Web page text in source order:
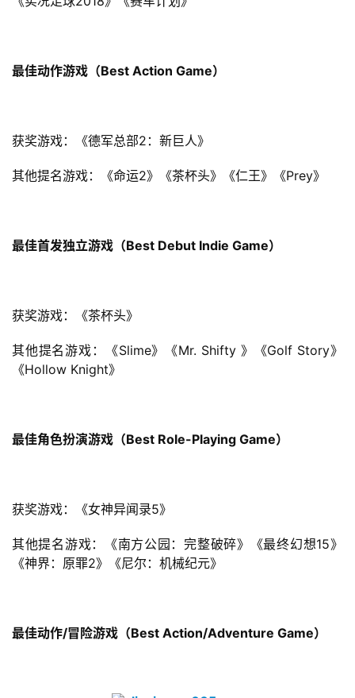
最佳动作游戏（Best Action Game）
获奖游戏：《德军总部2：新巨人》
其他提名游戏：《命运2》《茶杯头》《仁王》《Prey》
最佳首发独立游戏（Best Debut Indie Game）
获奖游戏：《茶杯头》
其他提名游戏：《Slime》《Mr. Shifty 》《Golf Story》
《Hollow Knight》
最佳角色扮演游戏（Best Role-Playing Game）
获奖游戏：《女神异闻录5》
其他提名游戏：《南方公园：完整破碎》《最终幻想15》
《神界：原罪2》《尼尔：机械纪元》
最佳动作/冒险游戏（Best Action/Adventure Game）